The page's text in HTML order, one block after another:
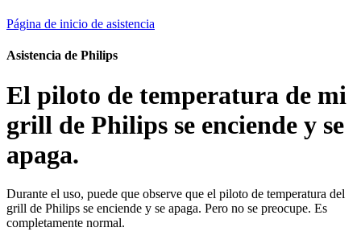
Página de inicio de asistencia
Asistencia de Philips
El piloto de temperatura de mi
grill de Philips se enciende y se
apaga.
Durante el uso, puede que observe que el piloto de temperatura del
grill de Philips se enciende y se apaga. Pero no se preocupe. Es
completamente normal.